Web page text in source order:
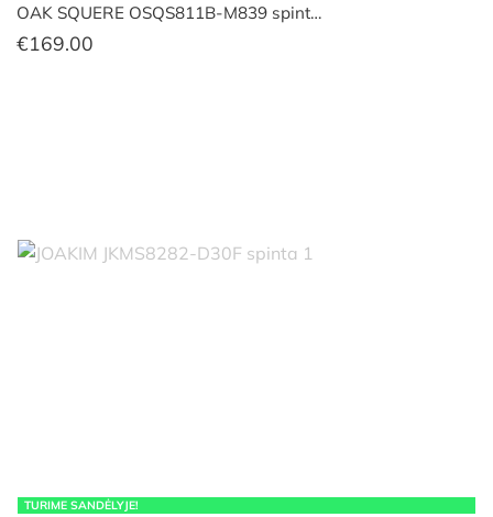
OAK SQUERE OSQS811B-M839 spint…
€169.00
TURIME SANDĖLYJE!